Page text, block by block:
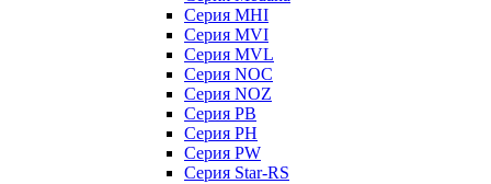
Серия MHI
Серия MVI
Серия MVL
Серия NOC
Серия NOZ
Серия PB
Серия PH
Серия PW
Серия Star-RS